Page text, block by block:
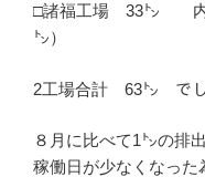
□諸福工場 33㌧ 内
㌧）
2工場合計 63㌧ でし
８月に比べて1㌧の排
稼働日が少なくなった